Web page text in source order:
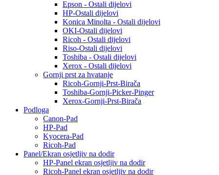
Epson - Ostali dijelovi
HP-Ostali dijelovi
Konica Minolta - Ostali dijelovi
OKI-Ostali dijelovi
Ricoh - Ostali dijelovi
Riso-Ostali dijelovi
Toshiba - Ostali dijelovi
Xerox - Ostali dijelovi
Gornji prst za hvatanje
Ricoh-Gornji-Prst-Birača
Toshiba-Gornji-Picker-Pinger
Xerox-Gornji-Prst-Birača
Podloga
Canon-Pad
HP-Pad
Kyocera-Pad
Ricoh-Pad
Panel/Ekran osjetljiv na dodir
HP-Panel ekran osjetljiv na dodir
Ricoh-Panel ekran osjetljiv na dodir